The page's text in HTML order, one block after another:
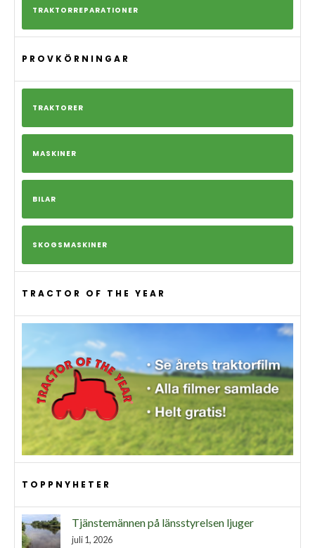
TRAKTORREPARATIONER
PROVKÖRNINGAR
TRAKTORER
MASKINER
BILAR
SKOGSMASKINER
TRACTOR OF THE YEAR
TOPPNYHETER
Tjänstemännen på länsstyrelsen ljuger
juli 1, 2026